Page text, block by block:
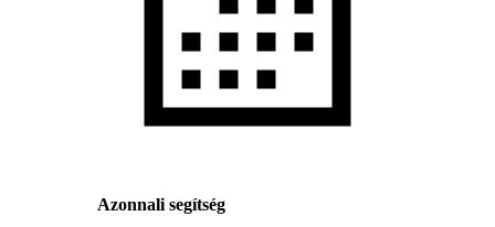
Azonnali segítség